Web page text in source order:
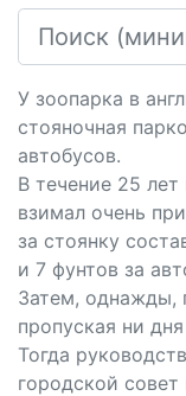
У зоопарка в
стояночная
автобусов.
В течение 25
взимал очень
за стоянку
и 7 фунтов за
Затем, однажды,
пропуская ни
Тогда
городской